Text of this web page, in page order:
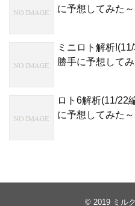
に予想してみた～
ミニロト解析
勝手に予想してみ
ロト6解析(11/22
に予想してみた～
© 2019 ミル